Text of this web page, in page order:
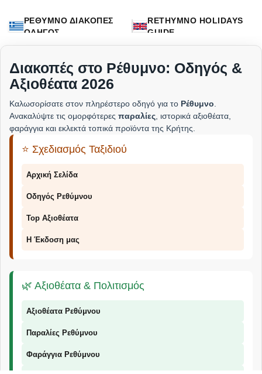
ΡΕΘΥΜΝΟ ΔΙΑΚΟΠΕΣ
ΟΔΗΓΟΣ
RETHYMNO HOLIDAYS
GUIDE
Διακοπές στο Ρέθυμνο: Οδηγός &
Αξιοθέατα 2026
Καλωσορίσατε στον πληρέστερο οδηγό για το Ρέθυμνο
Ανακαλύψτε τις ομορφότερες παραλίες , ιστορικά αξιοθέατα,
φαράγγια και εκλεκτά τοπικά προϊόντα της Κρήτης.
⭐ Σχεδιασμός Ταξιδιού
Αρχική Σελίδα
Οδηγός Ρεθύμνου
Top Αξιοθέατα
Η Έκδοση μας
🌿 Αξιοθέατα & Πολιτισμός
Αξιοθέατα Ρεθύμνου
Παραλίες Ρεθύμνου
Φαράγγια Ρεθύμνου